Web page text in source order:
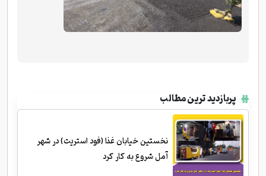
پربازدید ترین مطالب
نخستین خیابان غذا (فود استریت) در شهر
آمل شروع به کار کرد